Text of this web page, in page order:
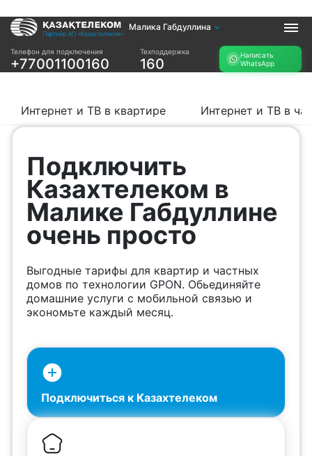
Малика Габдуллина
Телефон для подключения
+77001100160
Техподдержка
160
Написать
WhatsApp
Услуги
Интернет и ТВ в
частном доме
Интернет в офис
Проверить
возможность
подключения
Проверить
возможность
подключения по
Новости
Акции
Заявка на
подбор тарифа
Подключиться к
КазахТелеком
Интернет и ТВ в квартире Интернет и ТВ в
Подключить
Казахтелеком в
Малике Габдуллине
очень просто
Выгодные тарифы для квартир и частных
домов по технологии GPON. Обьединяйте
домашние услуги с мобильной связью и
экономьте каждый месяц.
Подключиться к Казахтелеком